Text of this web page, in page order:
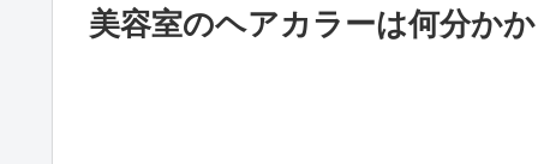
美容室のヘアカラーは何分か